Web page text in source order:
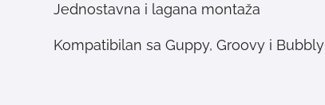
Jednostavna i lagana montaža
Kompatibilan sa Guppy, Groovy i Bubbly